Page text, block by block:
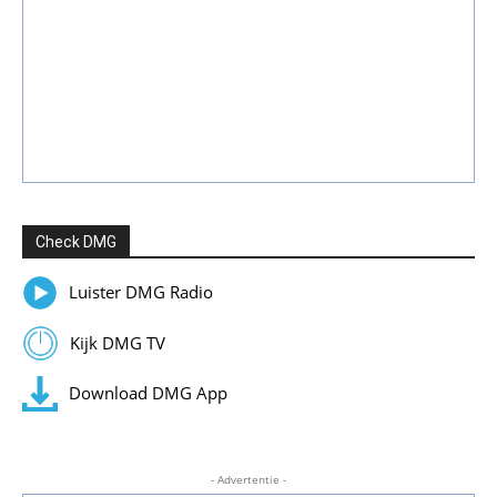
Check DMG
Luister DMG Radio
Kijk DMG TV
Download DMG App
- Advertentie -